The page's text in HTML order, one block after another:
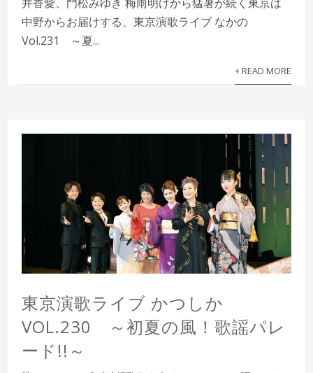
中野からお届けする、東京演歌ライブ なかの
Vol.231 ～夏...
+ READ MORE
東京演歌ライブ かつしか
VOL.230 ～初夏の風！歌謡パレ
ード!!～